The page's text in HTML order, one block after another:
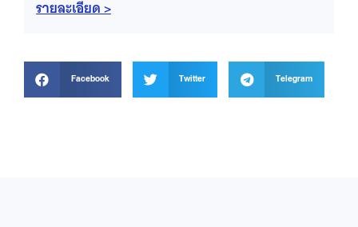
รายละเอียด >
Facebook Twitter Telegram